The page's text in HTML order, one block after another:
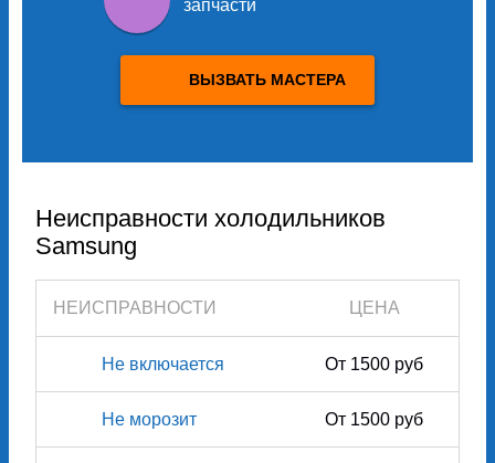
запчасти
ВЫЗВАТЬ МАСТЕРА
Неисправности холодильников
Samsung
НЕИСПРАВНОСТИ ЦЕНА
Не включается От 1500 руб
Не морозит От 1500 руб